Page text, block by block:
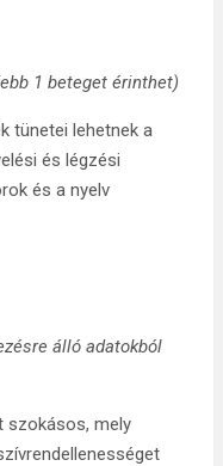
1 beteget érinthet)
tünetei lehetnek a
és légzési
és a nyelv
álló adatokból
szokásos, mely